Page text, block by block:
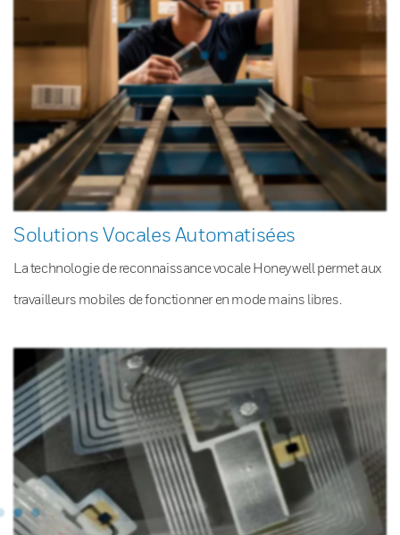
Solutions Vocales Automatisées
La technologie de reconnaissance vocale Honeywell permet aux
travailleurs mobiles de fonctionner en mode mains libres.